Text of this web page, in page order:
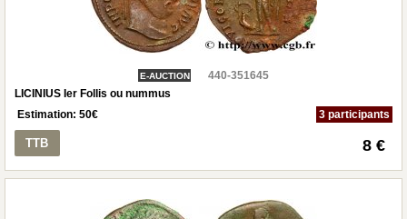
E-AUCTION
440-351645
LICINIUS Ier Follis ou nummus
Estimation: 50€ 3 participants
TTB 8 €